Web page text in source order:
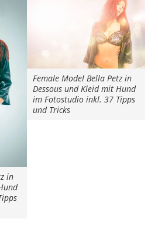
in
Female Model Bella Petz in
Dessous und Kleid mit Hund
im Fotostudio inkl. 37 Tipps
und Tricks